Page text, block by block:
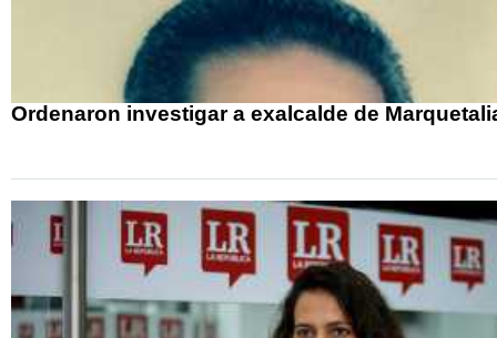
Ordenaron investigar a exalcalde de